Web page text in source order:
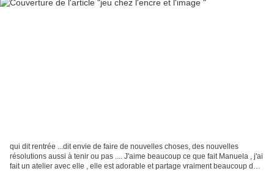
qui dit rentrée ...dit envie de faire de nouvelles choses, des nouvelles
résolutions aussi à tenir ou pas .... J'aime beaucoup ce que fait Manuela , j'ai
fait un atelier avec elle , elle est adorable et partage vraiment beaucoup de